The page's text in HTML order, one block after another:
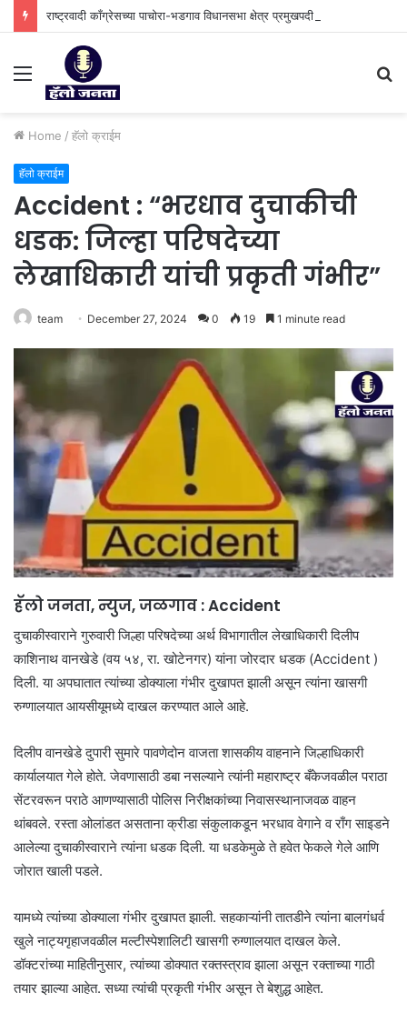
Menu
Home / ⁠हॅलो क्राईम
⁠हॅलो क्राईम
Accident : “भरधाव दुचाकीची
धडक: जिल्हा परिषदेच्या
लेखाधिकारी यांची प्रकृती गंभीर”
team December 27, 2024 0 19 1 minute read
हॅलो जनता, न्युज, जळगाव : Accident
दुचाकीस्वाराने गुरुवारी जिल्हा परिषदेच्या अर्थ विभागातील लेखाधिकारी दिलीप
काशिनाथ वानखेडे (वय ५४, रा. खोटेनगर) यांना जोरदार धडक (Accident )
दिली. या अपघातात त्यांच्या डोक्याला गंभीर दुखापत झाली असून त्यांना खासगी
रुग्णालयात आयसीयूमध्ये दाखल करण्यात आले आहे.
दिलीप वानखेडे दुपारी सुमारे पावणेदोन वाजता शासकीय वाहनाने जिल्हाधिकारी
कार्यालयात गेले होते. जेवणासाठी डबा नसल्याने त्यांनी महाराष्ट्र बँकेजवळील पराठा
सेंटरवरून पराठे आणण्यासाठी पोलिस निरीक्षकांच्या निवासस्थानाजवळ वाहन
थांबवले. रस्ता ओलांडत असताना क्रीडा संकुलाकडून भरधाव वेगाने व राँग साइडने
आलेल्या दुचाकीस्वाराने त्यांना धडक दिली. या धडकेमुळे ते हवेत फेकले गेले आणि
जोरात खाली पडले.
यामध्ये त्यांच्या डोक्याला गंभीर दुखापत झाली. सहकाऱ्यांनी तातडीने त्यांना बालगंधर्व
खुले नाट्यगृहाजवळील मल्टीस्पेशालिटी खासगी रुग्णालयात दाखल केले.
डॉक्टरांच्या माहितीनुसार, त्यांच्या डोक्यात रक्तस्त्राव झाला असून रक्ताच्या गाठी
तयार झाल्या आहेत. सध्या त्यांची प्रकृती गंभीर असून ते बेशुद्ध आहेत.